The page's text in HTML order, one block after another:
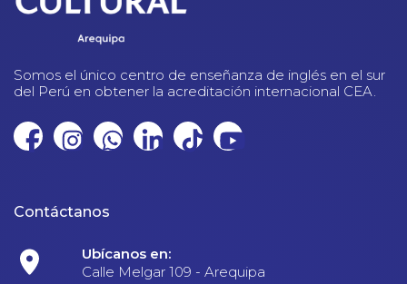
Somos el único centro de enseñanza de inglés en el sur
del Perú en obtener la acreditación internacional CEA.
Contáctanos
Ubícanos en:
Calle Melgar 109 - Arequipa